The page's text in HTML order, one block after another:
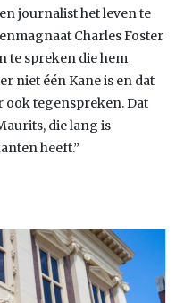
journalist het leven te
Charles Foster
te spreken die hem
niet één Kane is en dat
ook tegenspreken. Dat
die lang is
heeft.”